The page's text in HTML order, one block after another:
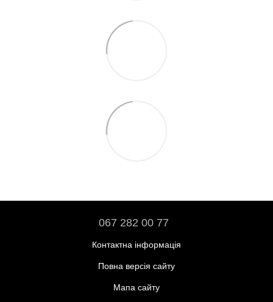
067 282 00 77
Контактна інформація
Повна версія сайту
Мапа сайту